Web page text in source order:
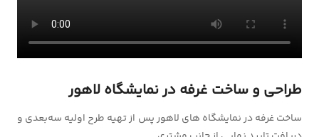
طراحی و ساخت غرفه در نمایشگاه لاهور
ساخت غرفه در نمایشگاه های لاهور پس از تهیه طرح اولیه سه‌بعدی و